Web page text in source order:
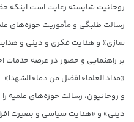
روحانیت شایسته رعایت است اینکه
رسالت طلبگی و مأموریت حوزه‌های
سازی» و هدایت فکری و دینی و
بر راهنمایی و حضور در عرصه خدمات
«مداد العلماء افضل من دماء
و روحانیون، رسالت حوزه‌های علمیه
دینی» و «هدایت سیاسی و بصیرت